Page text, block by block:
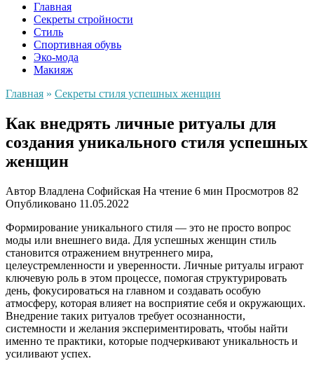
Главная
Секреты стройности
Стиль
Спортивная обувь
Эко-мода
Макияж
Главная » Секреты стиля успешных женщин
Как внедрять личные ритуалы для
создания уникального стиля успешных
женщин
Автор Владлена Софийская На чтение 6 мин Просмотров 82
Опубликовано 11.05.2022
Формирование уникального стиля — это не просто вопрос
моды или внешнего вида. Для успешных женщин стиль
становится отражением внутреннего мира,
целеустремленности и уверенности. Личные ритуалы играют
ключевую роль в этом процессе, помогая структурировать
день, фокусироваться на главном и создавать особую
атмосферу, которая влияет на восприятие себя и окружающих.
Внедрение таких ритуалов требует осознанности,
системности и желания экспериментировать, чтобы найти
именно те практики, которые подчеркивают уникальность и
усиливают успех.